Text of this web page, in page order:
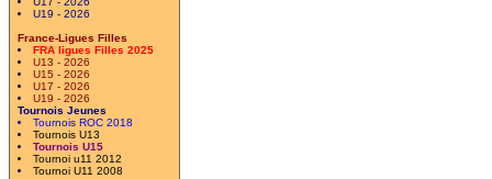
U19 - 2026
France-Ligues Filles
FRA ligues Filles 2025
U13 - 2026
U15 - 2026
U17 - 2026
U19 - 2026
Tournois Jeunes
Tournois ROC 2018
Tournois U13
Tournois U15
Tournoi u11 2012
Tournoi U11 2008